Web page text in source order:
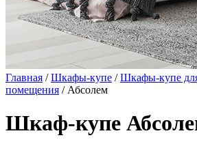
Главная /Шкафы-купе /Шкафы-купе
помещения / Абсолем
Шкаф-купе